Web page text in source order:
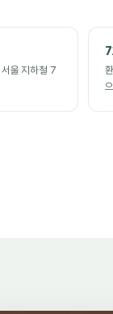
울 지하철 7